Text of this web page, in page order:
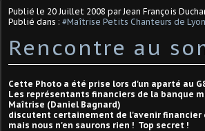
Publié le 20 Juillet 2008 par Jean François
Publié dans : #Maîtrise Petits Chanteurs de Lyon
Rencontre au
Cette Photo a été prise lors d'un aparté au
Les représentants financiers de la banque
Maîtrise (Daniel Bagnard)
discutent certainement de l'avenir financier
mais nous n'en saurons rien ! Top secret !